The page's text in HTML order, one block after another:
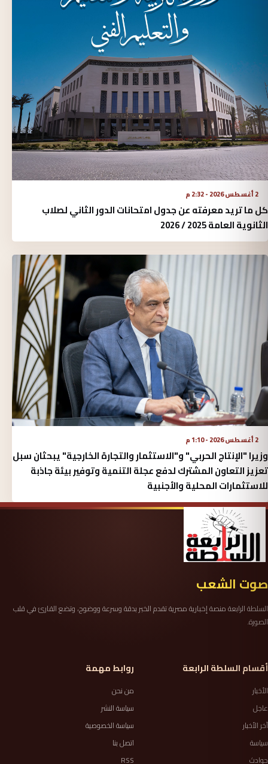
2 أغسطس 2026 - 2:32 م
كل ما تريد معرفته عن جدول امتحانات الدور الثاني لصلاب
الثانوية العامة 2025 / 2026
2 أغسطس 2026 - 1:10 م
وزيرا "الإنتاج الحربي" و"الاستثمار والتجارة الخارجية" يبحثان سبل
تعزيز التعاون المشترك لدفع عجلة التنمية وتوفير بيئة جاذبة
للاستثمارات المحلية والأجنبية
صوت الشعب
السلطة الرابعة منصة إخبارية مصرية تقدم الخبر بدقة وسرعة ووضوح، وتضع القارئ في قلب
الصورة.
أقسام السلطة الرابعة
الأخبار
عاجل
آخر الأخبار
سياسة
حوادث
روابط مهمة
من نحن
سياسة النشر
سياسة الخصوصية
اتصل بنا
RSS